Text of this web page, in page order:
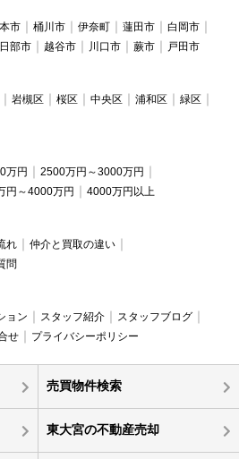
市 桶川市 伊奈町 蓮田市
白岡市
部市 越谷市 川口市 蕨市 戸田市
岩槻区 桜区 中央区 浦和区
緑区
万円
2500万円～3000万円
円～4000万円 4000万円以上
れ
仲介と買取の違い
問
ョン スタッフ紹介
スタッフブログ
せ プライバシーポリシー
売買物件検索
東大宮の不動産売却